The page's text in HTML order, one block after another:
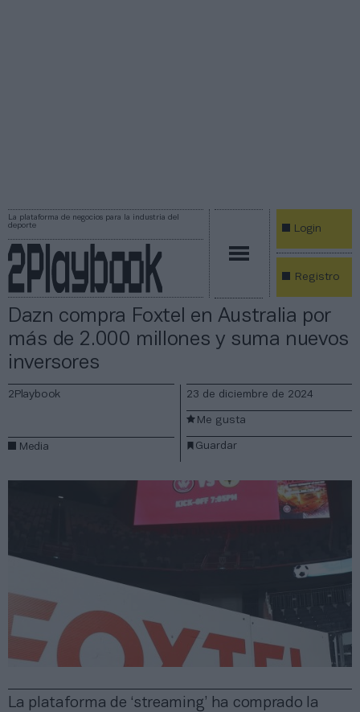
La plataforma de negocios para la industria del
deporte
Login
Registro
Dazn compra Foxtel en Australia por
más de 2.000 millones y suma nuevos
inversores
La plataforma de ‘streaming’ ha comprado la
2Playbook
Media
23 de diciembre de 2024
Guardar
Me gusta